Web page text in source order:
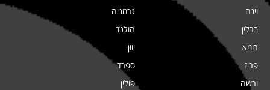
וינה
ברלין
רומא
פריז
ורשה
גרמניה
הולנד
יוון
ספרד
פולין